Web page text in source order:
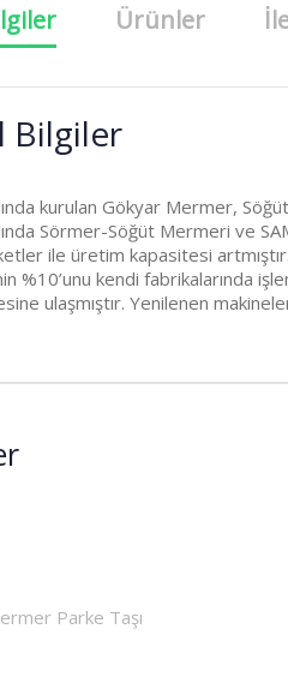
Ürünler
Bilgiler
kurulan Gökyar Mermer,
Sörmer-Söğüt Mermeri ve
ile üretim kapasitesi
%10’unu kendi fabrikalarında
ulaşmıştır. Yenilenen
Parke Taşı